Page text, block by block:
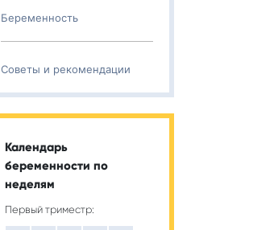
Беременность
Советы и рекомендации
Календарь
беременности по
неделям
Первый триместр: